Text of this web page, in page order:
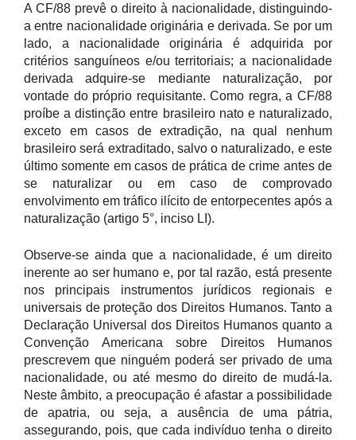
A CF/88 prevê o direito à nacionalidade, distinguindo-
a entre nacionalidade originária e derivada. Se por um
lado, a nacionalidade originária é adquirida por
critérios sanguíneos e/ou territoriais; a nacionalidade
derivada adquire-se mediante naturalização, por
vontade do próprio requisitante. Como regra, a CF/88
proíbe a distinção entre brasileiro nato e naturalizado,
exceto em casos de extradição, na qual nenhum
brasileiro será extraditado, salvo o naturalizado, e este
último somente em casos de prática de crime antes de
se naturalizar ou em caso de comprovado
envolvimento em tráfico ilícito de entorpecentes após a
naturalização (artigo 5°, inciso LI).
Observe-se ainda que a nacionalidade, é um direito
inerente ao ser humano e, por tal razão, está presente
nos principais instrumentos jurídicos regionais e
universais de proteção dos Direitos Humanos. Tanto a
Declaração Universal dos Direitos Humanos quanto a
Convenção Americana sobre Direitos Humanos
prescrevem que ninguém poderá ser privado de uma
nacionalidade, ou até mesmo do direito de mudá-la.
Neste âmbito, a preocupação é afastar a possibilidade
de apatria, ou seja, a ausência de uma pátria,
assegurando, pois, que cada indivíduo tenha o direito